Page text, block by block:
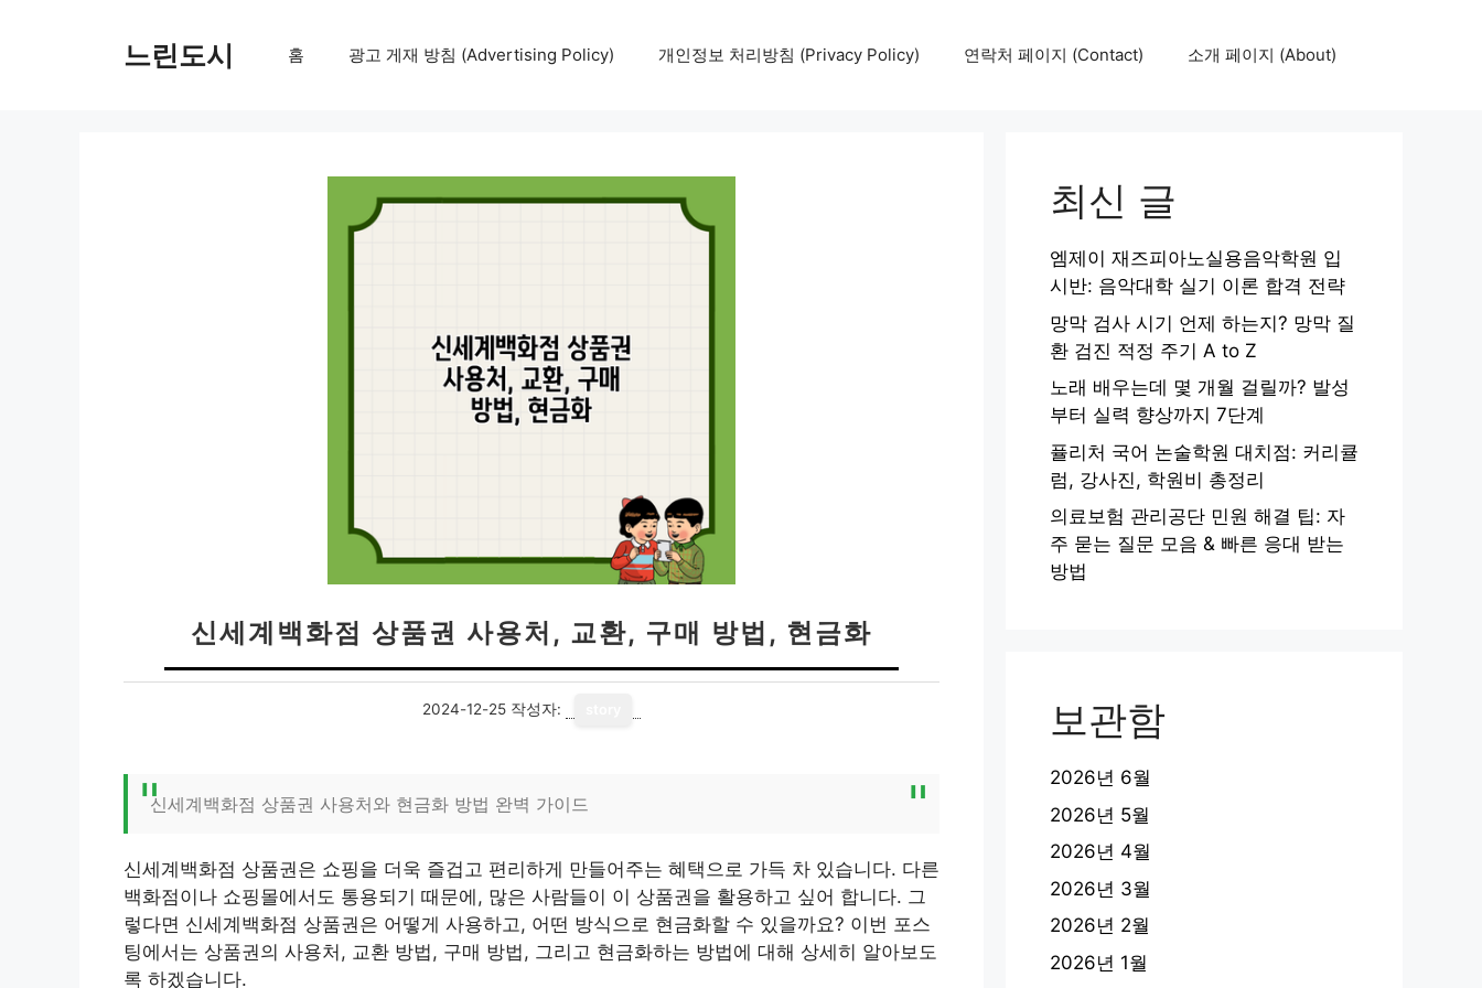
느린도시 홈 광고 게재 방침 (Advertising Policy) 개인정보 처리방침 (Privacy Policy) 연락처 페이지 (Contact) 소개 페이지 (About)
신세계백화점 상품권 사용처, 교환, 구매 방법, 현금화
2024-12-25 작성자:
신세계백화점 상품권 사용처와 현금화 방법 완벽 가이드
신세계백화점 상품권은 쇼핑을 더욱 즐겁고 편리하게 만들어주는 혜택으로 가득 차 있습니다. 다른
백화점이나 쇼핑몰에서도 통용되기 때문에, 많은 사람들이 이 상품권을 활용하고 싶어 합니다. 그
렇다면 신세계백화점 상품권은 어떻게 사용하고, 어떤 방식으로 현금화할 수 있을까요? 이번 포스
팅에서는 상품권의 사용처, 교환 방법, 구매 방법, 그리고 현금화하는 방법에 대해 상세히 알아보도
록 하겠습니다.
최신 글
엠제이 재즈피아노실용음악학원 입
시반: 음악대학 실기 이론 합격 전략
망막 검사 시기 언제 하는지? 망막 질
환 검진 적정 주기 A to Z
노래 배우는데 몇 개월 걸릴까? 발성
부터 실력 향상까지 7단계
퓰리처 국어 논술학원 대치점: 커리큘
럼, 강사진, 학원비 총정리
의료보험 관리공단 민원 해결 팁: 자
주 묻는 질문 모음 & 빠른 응대 받는
방법
보관함
2026년 6월
2026년 5월
2026년 4월
2026년 3월
2026년 2월
2026년 1월